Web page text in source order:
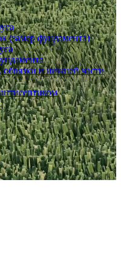
(замер фундамента)
обвязки и нижней части